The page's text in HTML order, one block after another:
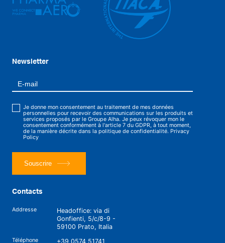
Newsletter
Je donne mon consentement au traitement de mes données
personnelles pour recevoir des communications sur les produits et
services proposés par le Groupe Alha. Je peux révoquer mon le
consentement conformément à l'article 7 du GDPR, à tout moment,
de la manière décrite dans la politique de confidentialité. Privacy
Policy
Souscrire
Contacts
Addresse
Headoffice: via di
Gonfienti, 5/c/8-9 -
59100 Prato, Italia
Téléphone +39 0574 51741